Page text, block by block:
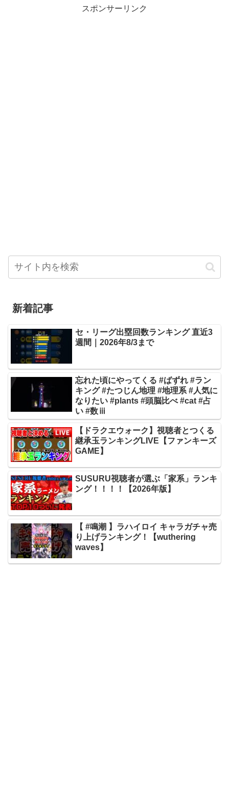
スポンサーリンク
新着記事
セ・リーグ出塁回数ランキング 直近3
週間｜2026年8/3まで
忘れた頃にやってくる #ばずれ #ラン
キング #たつじん地理 #地理系 #人気に
なりたい #plants #頭脳比べ #cat #占
い #数ⅲ
【ドラクエウォーク】視聴者とつくる
継承玉ランキングLIVE【ファンキーズ
GAME】
SUSURU視聴者が選ぶ「家系」ランキ
ング！！！！【2026年版】
【 #鳴潮 】ラハイロイ キャラガチャ売
り上げランキング！【wuthering
waves】